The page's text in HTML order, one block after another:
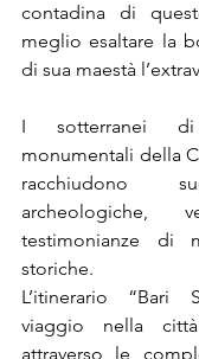
contadina di
meglio esaltare la
di sua maestà
I sotterranei
monumentali della
racchiudono
testimonianze di
storiche.
L’itinerario “Bari
viaggio nella
attraverso le